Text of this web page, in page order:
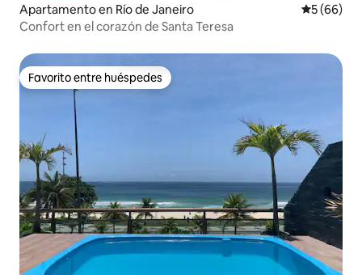
Apartamento en Río de Janeiro
5 (66)
Confort en el corazón de Santa Teresa
Favorito entre huéspedes
Favorito entre huéspedes